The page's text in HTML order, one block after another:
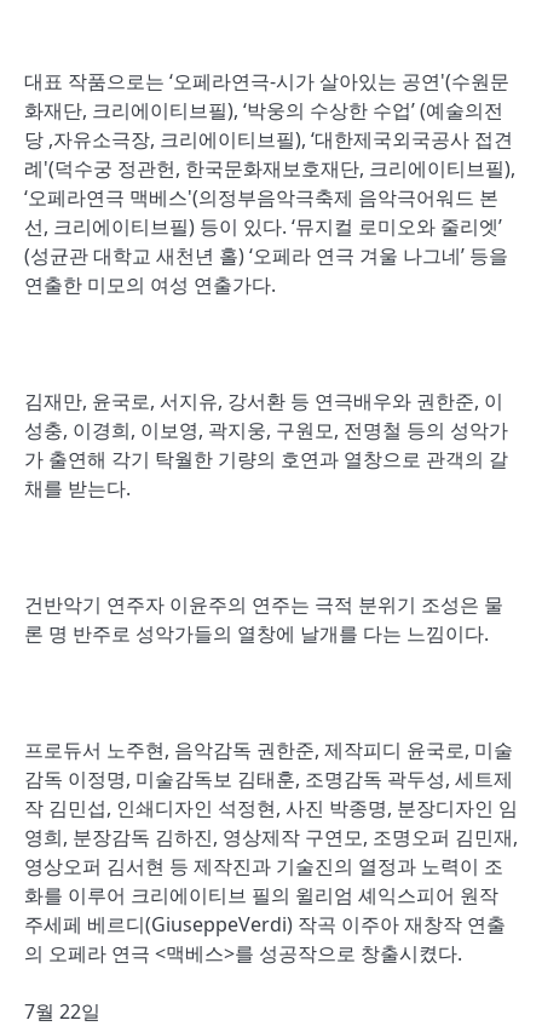
대표 작품으로는 ‘오페라연극-시가 살아있는 공연'(수원문
화재단, 크리에이티브필), ‘박웅의 수상한 수업’ (예술의전
당 ,자유소극장, 크리에이티브필), ‘대한제국외국공사 접견
례'(덕수궁 정관헌, 한국문화재보호재단, 크리에이티브필),
‘오페라연극 맥베스'(의정부음악극축제 음악극어워드 본
선, 크리에이티브필) 등이 있다. ‘뮤지컬 로미오와 줄리엣’
(성균관 대학교 새천년 홀) ‘오페라 연극 겨울 나그네’ 등을
연출한 미모의 여성 연출가다.
김재만, 윤국로, 서지유, 강서환 등 연극배우와 권한준, 이
성충, 이경희, 이보영, 곽지웅, 구원모, 전명철 등의 성악가
가 출연해 각기 탁월한 기량의 호연과 열창으로 관객의 갈
채를 받는다.
건반악기 연주자 이윤주의 연주는 극적 분위기 조성은 물
론 명 반주로 성악가들의 열창에 날개를 다는 느낌이다.
프로듀서 노주현, 음악감독 권한준, 제작피디 윤국로, 미술
감독 이정명, 미술감독보 김태훈, 조명감독 곽두성, 세트제
작 김민섭, 인쇄디자인 석정현, 사진 박종명, 분장디자인 임
영희, 분장감독 김하진, 영상제작 구연모, 조명오퍼 김민재,
영상오퍼 김서현 등 제작진과 기술진의 열정과 노력이 조
화를 이루어 크리에이티브 필의 윌리엄 셰익스피어 원작
주세페 베르디(GiuseppeVerdi) 작곡 이주아 재창작 연출
의 오페라 연극 <맥베스>를 성공작으로 창출시켰다.
7월 22일